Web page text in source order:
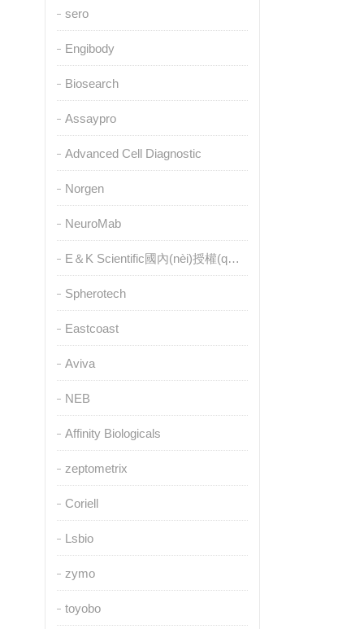
sero
Engibody
Biosearch
Assaypro
Advanced Cell Diagnostic
Norgen
NeuroMab
E＆K Scientific國內(nèi)授權(quán)代理
Spherotech
Eastcoast
Aviva
NEB
Affinity Biologicals
zeptometrix
Coriell
Lsbio
zymo
toyobo